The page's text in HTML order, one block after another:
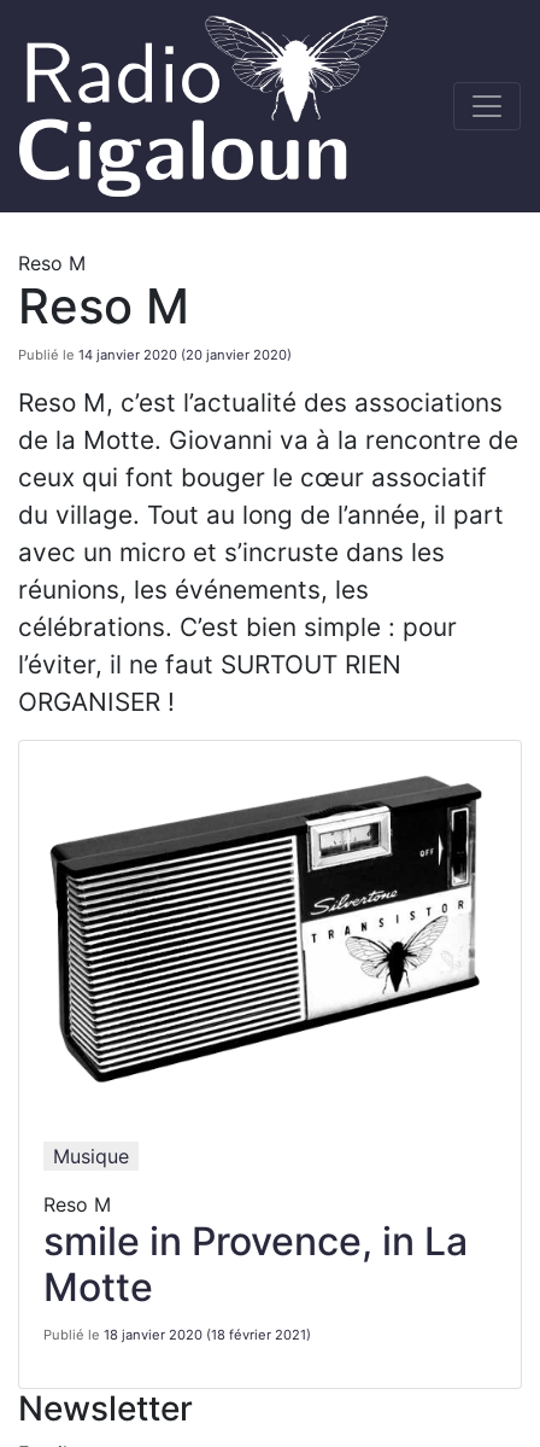
Reso M
Reso M
Publié le 14 janvier 2020 (20 janvier 2020)
Reso M, c’est l’actualité des associations
de la Motte. Giovanni va à la rencontre de
ceux qui font bouger le cœur associatif
du village. Tout au long de l’année, il part
avec un micro et s’incruste dans les
réunions, les événements, les
célébrations. C’est bien simple : pour
l’éviter, il ne faut SURTOUT RIEN
ORGANISER !
Musique
Reso M
smile in Provence, in La
Motte
Publié le 18 janvier 2020 (18 février 2021)
Newsletter